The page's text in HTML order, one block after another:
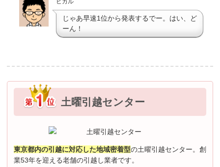
ヒカル
じゃあ早速1位から発表するでー。はい、ど
ーん！
土曜引越センター
東京都内の引越に対応した地域密着型の土曜引越センター。創
業53年を迎える老舗の引越し業者です。